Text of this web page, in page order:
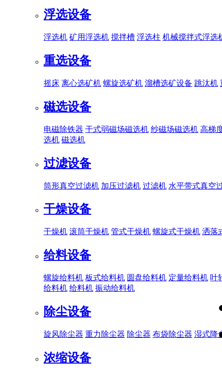
浮选设备
浮选机 矿用浮选机 搅拌槽 浮选柱 机械搅拌式浮选
重选设备
摇床 离心选矿机 螺旋选矿机 溜槽选矿设备 跳汰机
磁选设备
电磁除铁器 干式弱磁场磁选机 纱磁场磁选机 高梯
选机 磁选机
过滤设备
筒形真空过滤机 加压过滤机 过滤机 水平带式真空
干燥设备
干燥机 滚筒干燥机 管式干燥机 螺旋式干燥机 洒落
给料设备
螺旋给料机 板式给料机 圆盘给料机 定量给料机 叶
给料机 给料机 振动给料机
除尘设备
旋风除尘器 重力除尘器 除尘器 布袋除尘器 湿式降
浓缩设备